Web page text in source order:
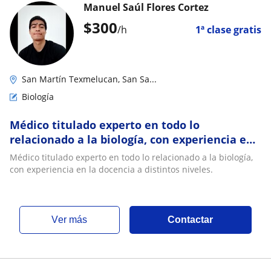
$300/h 1ª clase gratis
Manuel Saúl Flores Cortez
San Martín Texmelucan, San Sa...
Biología
Médico titulado experto en todo lo
relacionado a la biología, con experiencia en
la docencia a distintos niveles
Médico titulado experto en todo lo relacionado a la biología,
con experiencia en la docencia a distintos niveles.
ver más Contactar